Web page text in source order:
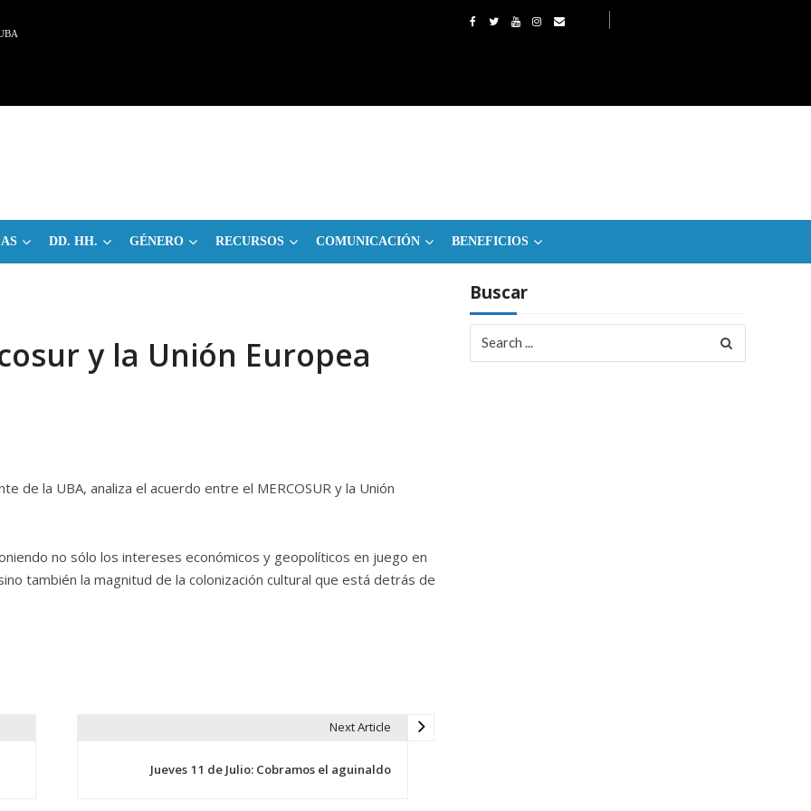
DD. HH. GÉNERO RECURSOS COMUNICACIÓN BENEFICIOS
y la Unión Europea
de la UBA, analiza el acuerdo entre el MERCOSUR y la Unión
no sólo los intereses económicos y geopolíticos en juego en
también la magnitud de la colonización cultural que está detrás de
Next Article
Jueves 11 de Julio: Cobramos el aguinaldo
Buscar
for: